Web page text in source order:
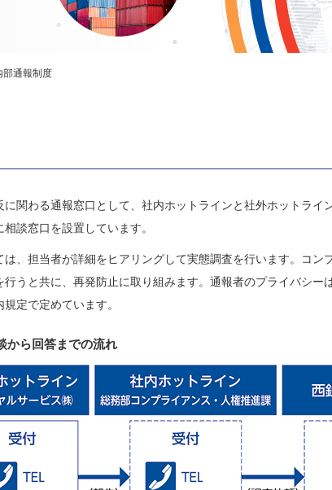
部通報制度
関わる通報窓口として、社内ホットラインと社外ホットライ
談窓口を設置しています。
、担当者が詳細をヒアリングして実態調査を行います。コン
うと共に、再発防止に取り組みます。通報者のプライバシー
定で定めています。
から回答までの流れ